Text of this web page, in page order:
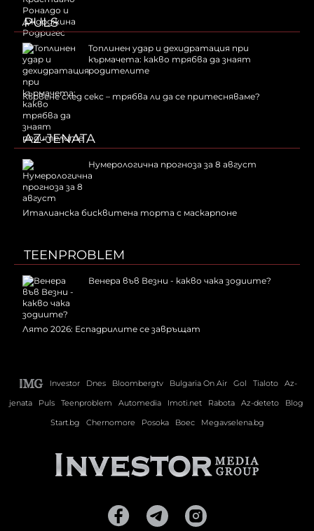
PULS
Топлинен удар и дехидратация при
кърмачета: какво трябва да знаят
родителите
Кървене след секс – трябва ли да се притесняваме?
AZ-JENATA
Нумерологична прогноза за 8 август
Италианска бисквитена торта с маскарпоне
TEENPROBLEM
Венера във Везни - какво чака зодиите?
Лято 2026: Еспадрилите се завръщат
Investor Dnes Bloombergtv Bulgaria On Air Gol Tialoto
Az-
jenata
Puls Teenproblem Automedia Imoti.net Rabota Az-deteto
Blog
Start.bg
Chernomore Posoka Boec Megavselena.bg